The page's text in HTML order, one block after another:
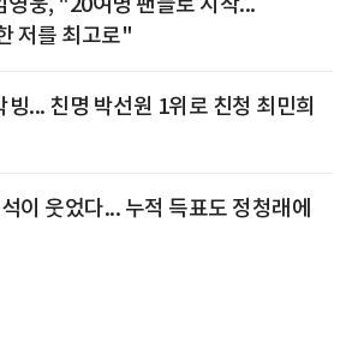
저를 최고로"
... 친명 박선원 1위로 친청 최민희
이 웃었다... 누적 득표도 정청래에